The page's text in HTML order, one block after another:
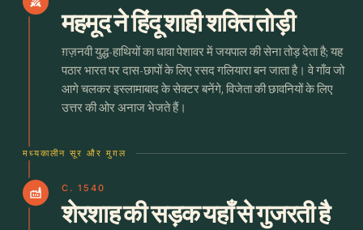
महमूद ने हिंदू शाही शक्ति तोड़ी
ग़ज़नवी युद्ध-हाथियों का धावा पेशावर में जयपाल की सेना तोड़ देता है; यह
पठार भारत पर दास-छापों के लिए रसद गलियारा बन जाता है। वे गाँव जो
आगे चलकर इस्लामाबाद के सेक्टर बनेंगे, विजेता की छावनियों के लिए
उत्तर की ओर अनाज भेजते हैं।
मध्यकालीन सूर और मुग़ल
factory C. 1540
शेरशाह की सड़क यहाँ से गुजरती है